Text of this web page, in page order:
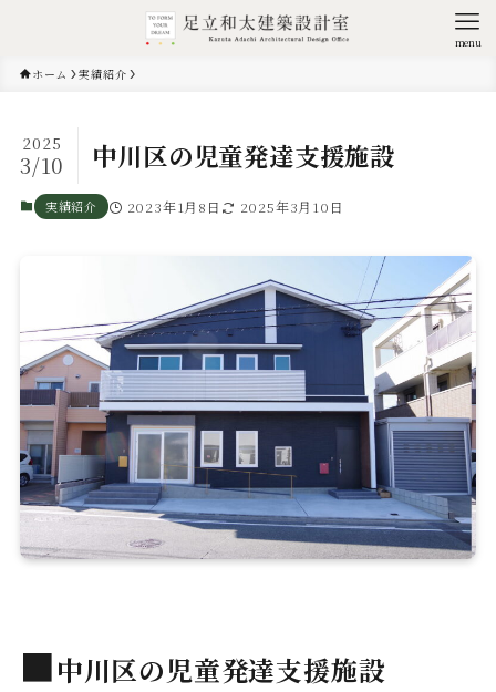
menu
ホーム 実績紹介
中川区の児童発達支援施設
2025
3/10
実績紹介 2023年1月8日 2025年3月10日
■中川区の児童発達支援施設